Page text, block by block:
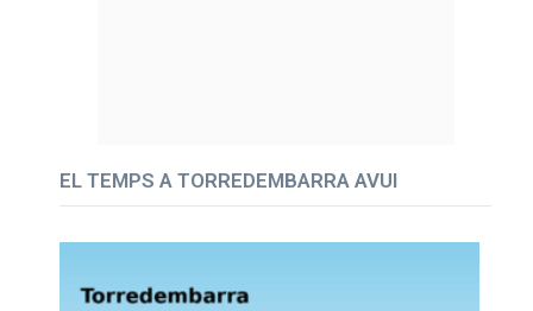
EL TEMPS A TORREDEMBARRA AVUI